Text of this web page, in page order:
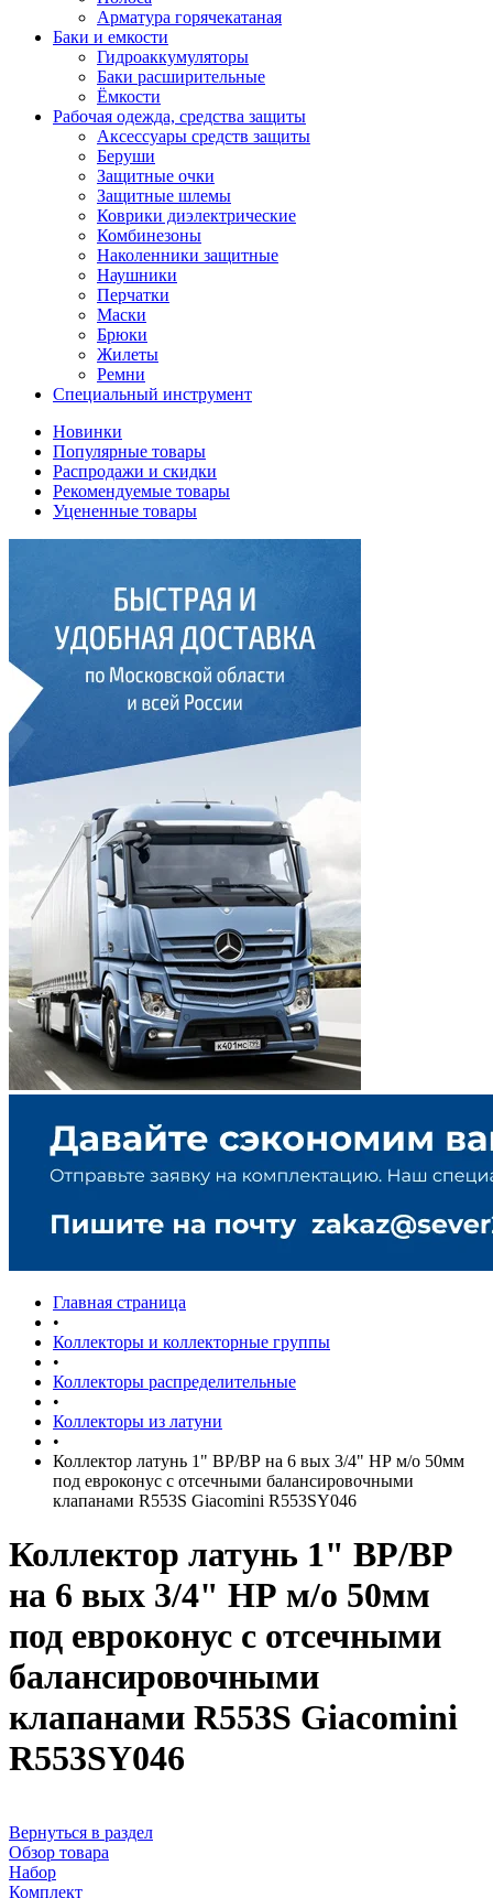
Арматура горячекатаная
Баки и емкости
Гидроаккумуляторы
Баки расширительные
Ёмкости
Рабочая одежда, средства защиты
Аксессуары средств защиты
Беруши
Защитные очки
Защитные шлемы
Коврики диэлектрические
Комбинезоны
Наколенники защитные
Наушники
Перчатки
Маски
Брюки
Жилеты
Ремни
Специальный инструмент
Новинки
Популярные товары
Распродажи и скидки
Рекомендуемые товары
Уцененные товары
Главная страница
•
Коллекторы и коллекторные группы
•
Коллекторы распределительные
•
Коллекторы из латуни
•
Коллектор латунь 1" ВР/ВР на 6 вых 3/4" НР м/о 50мм
под евроконус с отсечными балансировочными
клапанами R553S Giacomini R553SY046
Коллектор латунь 1" ВР/ВР
на 6 вых 3/4" НР м/о 50мм
под евроконус с отсечными
балансировочными
клапанами R553S Giacomini
R553SY046
Вернуться в раздел
Обзор товара
Набор
Комплект